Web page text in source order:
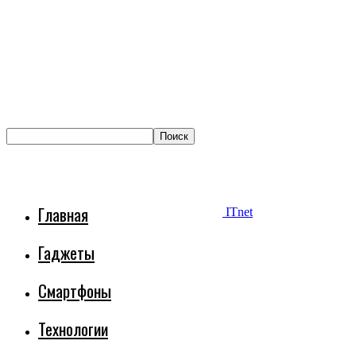
ITnet
Главная
Гаджеты
Смартфоны
Технологии